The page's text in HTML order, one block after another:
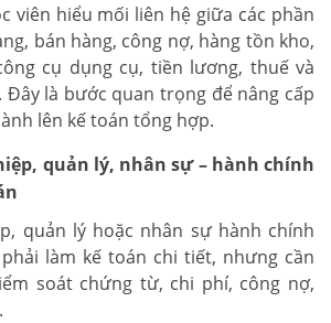
viên hiểu mối liên hệ giữa các phần
bán hàng, công nợ, hàng tồn kho,
cụ dụng cụ, tiền lương, thuế và
Đây là bước quan trọng để nâng cấp
lên kế toán tổng hợp.
quản lý, nhân sự – hành chính
quản lý hoặc nhân sự hành chính
làm kế toán chi tiết, nhưng cần
soát chứng từ, chi phí, công nợ,